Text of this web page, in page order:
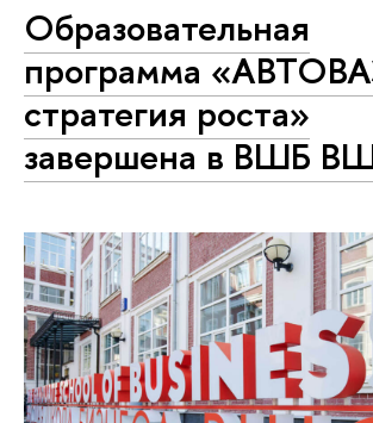
Образовательная
программа
стратегия роста»
завершена в ВШБ